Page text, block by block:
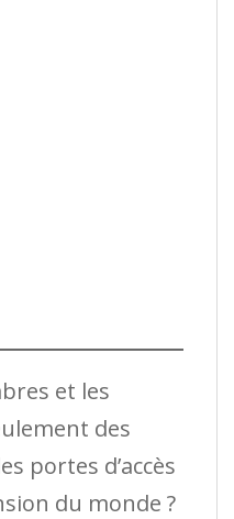
et les
des
portes d’accès
du monde ?